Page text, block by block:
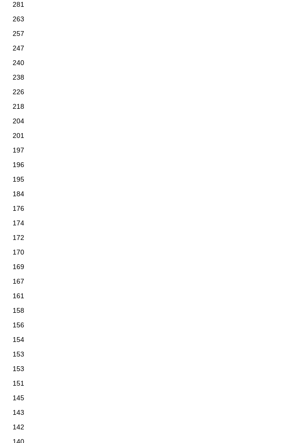
281
263
257
247
240
238
226
218
204
201
197
196
195
184
176
174
172
170
169
167
161
158
156
154
153
153
151
145
143
142